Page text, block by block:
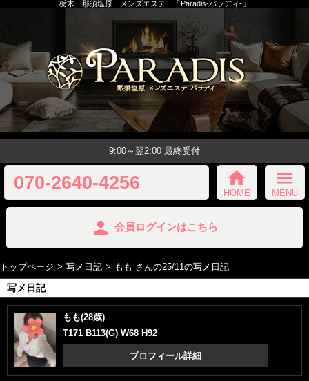
栃木 那須塩原 メンズエステ 「Paradis-パラディ-」
9:00～翌2:00 最終受付
070-2640-4256 home
HOME
menu
MENU
person 会員ログインはこちら
トップページ 写メ日記 もも さんの25/11の写メ日記
写メ日記
もも(28歳)
T171 B113(G) W68 H92
プロフィール詳細